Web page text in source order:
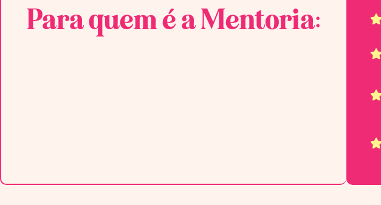
Para quem é a Mentoria: